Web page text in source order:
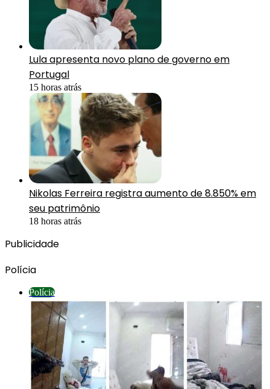
Lula apresenta novo plano de governo em
Portugal
15 horas atrás
Nikolas Ferreira registra aumento de 8.850% em
seu patrimônio
18 horas atrás
Publicidade
Polícia
Polícia